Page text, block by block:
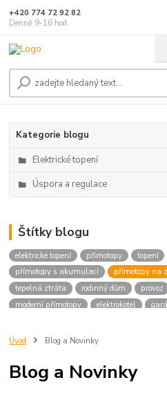
+420 774 72 92 82
Denně 9-16 hod.
Kategorie blogu
Elektrické topení
Úspora a regulace
Štítky blogu
elektrické topení přímotopy topení
přímotopy s akumulací
přímotopy na
tepelná ztráta
rodinný dům provoz
moderní přímotopy
elektrokotel
infrapanely
ceny energie
sdílení elektřiny z fve
Úvod Blog a Novinky
Blog a Novinky